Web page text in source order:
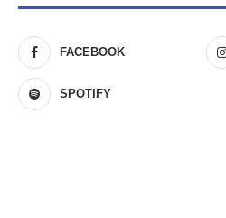
FACEBOOK
SPOTIFY